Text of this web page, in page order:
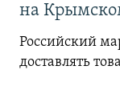
на
Российский
доставлять